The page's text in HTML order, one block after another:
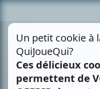
contenu